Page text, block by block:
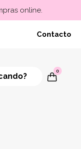
online.
Contacto
0